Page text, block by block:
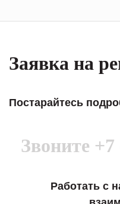
Заявка на
Постарайтесь
Звоните +7
Работать с